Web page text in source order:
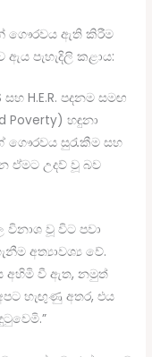
ගෞරවය ඇති කිරීම
පැහැදිලි කළාය:
H.E.R. පදනම සමඟ
Poverty) හඳුනා
ගෞරවය සුරැකීම සහ
ඒමට උදව් වූ බව
වූ විට පවා
අත්‍යාවශ්‍ය වේ.
අහිමි වී ඇත, නමුත්
හැඟුණු අතර, එය